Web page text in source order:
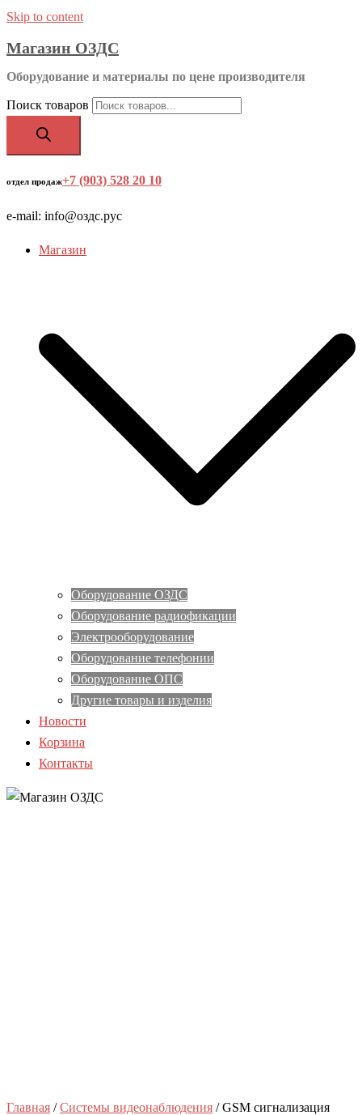
Skip to content
Магазин ОЗДС
Оборудование и материалы по цене производителя
Поиск товаров
отдел продаж+7 (903) 528 20 10
e-mail: info@оздс.рус
Магазин
Оборудование ОЗДС
Оборудование радиофикации
Электрооборудование
Оборудование телефонии
Оборудование ОПС
Другие товары и изделия
Новости
Корзина
Контакты
Главная /Системы видеонаблюдения / GSM сигнализация